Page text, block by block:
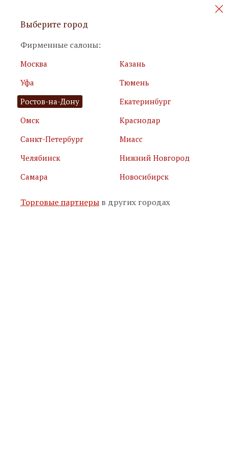
Персональные акции и новинки
Я принимаю
условия использования сайта
Я соглашаюсь сполитикой обработки персональных
Подписаться
Выберите город
Фирменные салоны:
Москва
Казань
Уфа
Тюмень
Ростов-на-Дону
Екатеринбург
Омск
Краснодар
Санкт-Петербург
Миасс
Челябинск
Нижний Новгород
Самара
Новосибирск
Торговые партнеры в других городах